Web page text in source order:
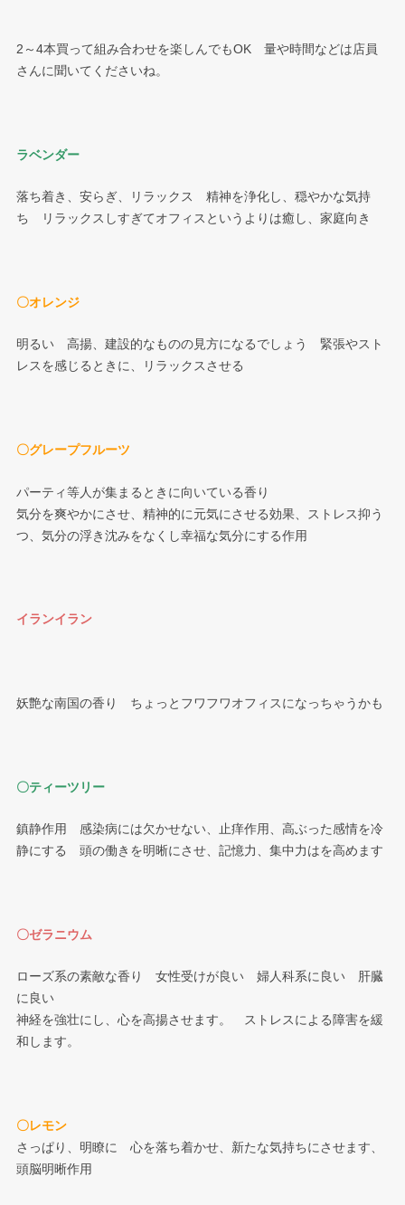
2～4本買って組み合わせを楽しんでもOK 量や時間などは店員
さんに聞いてくださいね。
ラベンダー
落ち着き、安らぎ、リラックス 精神を浄化し、穏やかな気持
ち リラックスしすぎてオフィスというよりは癒し、家庭向き
〇オレンジ
明るい 高揚、建設的なものの見方になるでしょう 緊張やスト
レスを感じるときに、リラックスさせる
〇グレープフルーツ
パーティ等人が集まるときに向いている香り
気分を爽やかにさせ、精神的に元気にさせる効果、ストレス抑う
つ、気分の浮き沈みをなくし幸福な気分にする作用
イランイラン
妖艶な南国の香り ちょっとフワフワオフィスになっちゃうかも
〇ティーツリー
鎮静作用 感染病には欠かせない、止痒作用、高ぶった感情を冷
静にする 頭の働きを明晰にさせ、記憶力、集中力はを高めます
〇ゼラニウム
ローズ系の素敵な香り 女性受けが良い 婦人科系に良い 肝臓
に良い
神経を強壮にし、心を高揚させます。 ストレスによる障害を緩
和します。
〇レモン
さっぱり、明瞭に 心を落ち着かせ、新たな気持ちにさせます、
頭脳明晰作用